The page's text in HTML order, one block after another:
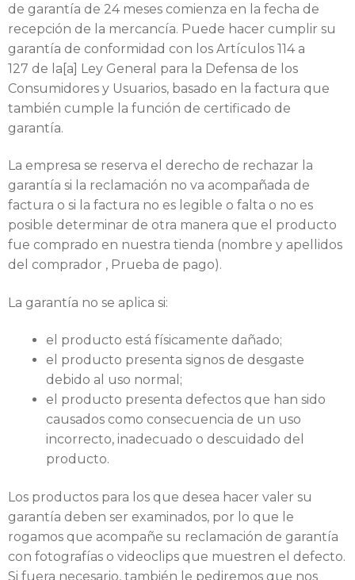
de garantía de 24 meses comienza en la fecha de
recepción de la mercancía. Puede hacer cumplir su
garantía de conformidad con los Artículos 114 a
127 de la[a] Ley General para la Defensa de los
Consumidores y Usuarios, basado en la factura que
también cumple la función de certificado de
garantía.
La empresa se reserva el derecho de rechazar la
garantía si la reclamación no va acompañada de
factura o si la factura no es legible o falta o no es
posible determinar de otra manera que el producto
fue comprado en nuestra tienda (nombre y apellidos
del comprador , Prueba de pago).
La garantía no se aplica si:
el producto está físicamente dañado;
el producto presenta signos de desgaste
debido al uso normal;
el producto presenta defectos que han sido
causados como consecuencia de un uso
incorrecto, inadecuado o descuidado del
producto.
Los productos para los que desea hacer valer su
garantía deben ser examinados, por lo que le
rogamos que acompañe su reclamación de garantía
con fotografías o videoclips que muestren el defecto.
Si fuera necesario, también le pediremos que nos